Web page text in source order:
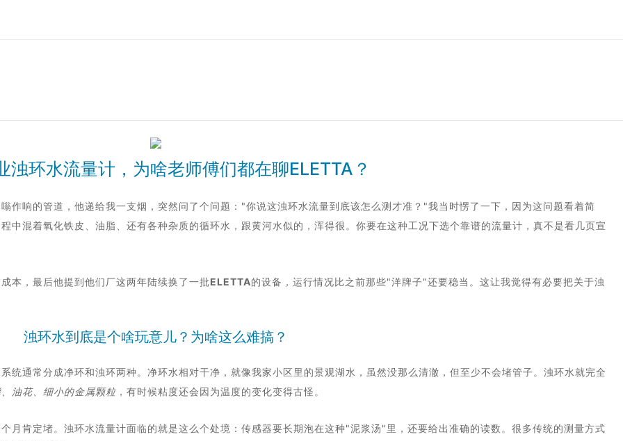
浊环水流量计，为啥老师傅们都在聊ELETTA？
作响的管道，他递给我一支烟，突然问了个问题："你说这浊环水流量到底该怎么测才准？"我当时愣了一下，因为这问题看着简
中混着氧化铁皮、油脂、还有各种杂质的循环水，跟黄河水似的，浑得很。你要在这种工况下选个靠谱的流量计，真不是看几页宣
本，最后他提到他们厂这两年陆续换了一批ELETTA的设备，运行情况比之前那些"洋牌子"还要稳当。这让我觉得有必要把关于浊
浊环水到底是个啥玩意儿？为啥这么难搞？
统通常分成净环和浊环两种。净环水相对干净，就像我家小区里的景观湖水，虽然没那么清澈，但至少不会堵管子。浊环水就完全
油花、细小的金属颗粒 ，有时候粘度还会因为温度的变化变得古怪。
月肯定堵。浊环水流量计面临的就是这么个处境：传感器要长期泡在这种"泥浆汤"里，还要给出准确的读数。很多传统的测量方式